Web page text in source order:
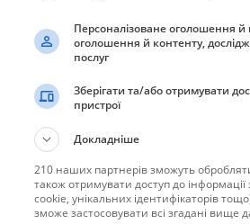
Персоналізоване оголошення
оголошення й контенту,
послуг
Зберігати та/або отримувати
пристрої
Докладніше
210 наших партнерів зможуть
також отримувати доступ до
cookie, унікальних ідентифікаторів
зможе застосовувати всі згадані вище